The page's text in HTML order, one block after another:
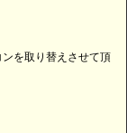
を取り替えさせて頂